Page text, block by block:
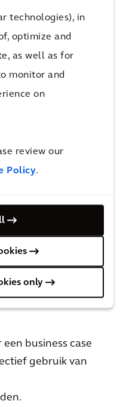
technologies), in
optimize and
as well as for
monitor and
on
review our
Policy.
only
aan?
ontwikkelaars,
te
en subsidies
zal cruciaal zijn
business case
gebruik van